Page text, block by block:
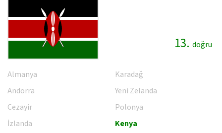
13. doğru
Almanya
Andorra
Cezayir
İzlanda
Karadağ
Yeni Zelanda
Polonya
Kenya